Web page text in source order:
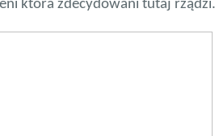
która zdecydowani tutaj rządzi.